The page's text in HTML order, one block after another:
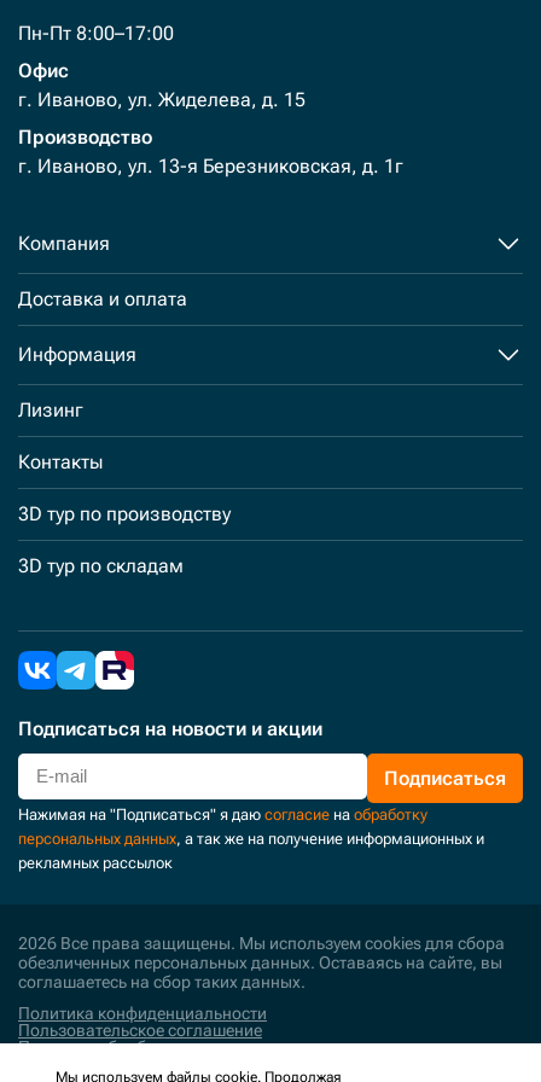
Пн-Пт 8:00–17:00
Офис
г. Иваново, ул. Жиделева, д. 15
Производство
г. Иваново, ул. 13-я Березниковская, д. 1г
Компания
Доставка и оплата
Информация
Лизинг
Контакты
3D тур по производству
3D тур по складам
Подписаться на новости и акции
Подписаться
Нажимая на "Подписаться" я даю согласие на обработку
персональных данных, а так же на получение информационных и
рекламных рассылок
2026 Все права защищены. Мы используем cookies для сбора
обезличенных персональных данных. Оставаясь на сайте, вы
соглашаетесь на сбор таких данных.
Политика конфиденциальности
Пользовательское соглашение
Политика обработки персональных данных
Мы используем файлы cookie. Продолжая